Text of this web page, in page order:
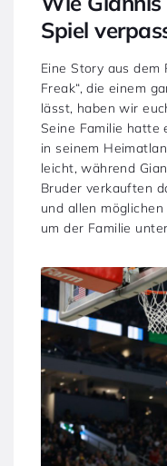
Spiel
Eine Story aus dem
Freak“, die einem
lässt, haben wir
Seine Familie hatte
in seinem
leicht, während
Bruder verkauften
und allen
um der Familie